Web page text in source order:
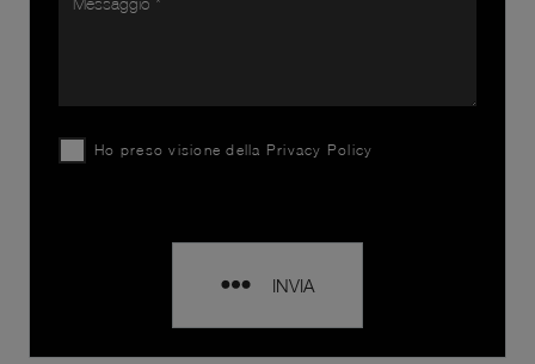
Ho preso visione della Privacy Policy
INVIA